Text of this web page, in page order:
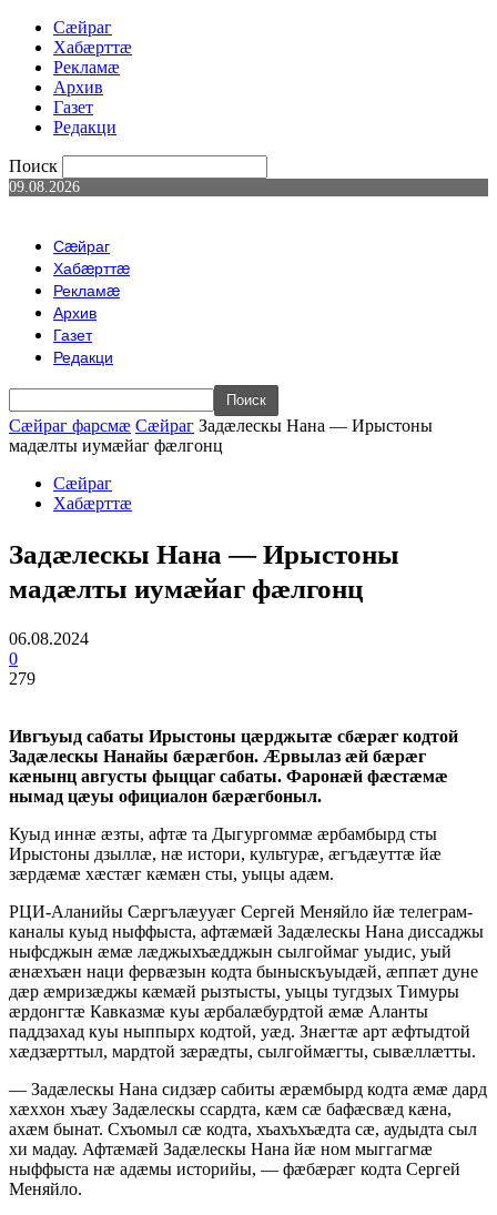
Сæйраг
Хабæрттæ
Рекламæ
Архив
Газет
Редакци
Поиск
09.08.2026
Сæйраг
Хабæрттæ
Рекламæ
Архив
Газет
Редакци
Сæйраг фарсмæ Сæйраг Задӕлескы Нана — Ирыстоны
мадӕлты иумӕйаг фӕлгонц
Сæйраг
Хабæрттæ
Задӕлескы Нана — Ирыстоны
мадӕлты иумӕйаг фӕлгонц
06.08.2024
0
279
Ивгъуыд сабаты Ирыстоны цӕрджытӕ сбӕрӕг кодтой
Задӕлескы Нанайы бӕрӕгбон. Ӕрвылаз ӕй бӕрӕг
кӕнынц августы фыццаг сабаты. Фаронӕй фӕстӕмӕ
нымад цӕуы официалон бӕрӕгбоныл.
Куыд иннӕ ӕзты, афтӕ та Дыгургоммӕ ӕрбамбырд сты
Ирыстоны дзыллӕ, нӕ истори, культурӕ, ӕгъдӕуттӕ йӕ
зӕрдӕмӕ хӕстӕг кӕмӕн сты, уыцы адӕм.
РЦИ-Аланийы Сӕргълӕууӕг Сергей Меняйло йӕ телеграм-
каналы куыд ныффыста, афтӕмӕй Задӕлескы Нана диссаджы
ныфсджын ӕмӕ лӕджыхъӕдджын сылгоймаг уыдис, уый
ӕнӕхъӕн наци фервӕзын кодта быныскъуыдӕй, ӕппӕт дуне
дӕр ӕмризӕджы кӕмӕй рызтысты, уыцы тугдзых Тимуры
ӕрдонгтӕ Кавказмӕ куы ӕрбалӕбурдтой ӕмӕ Аланты
паддзахад куы ныппырх кодтой, уӕд. Знӕгтӕ арт ӕфтыдтой
хӕдзӕрттыл, мардтой зӕрӕдты, сылгоймӕгты, сывӕллӕтты.
— Задӕлескы Нана сидзӕр сабиты ӕрӕмбырд кодта ӕмӕ дард
хӕххон хъӕу Задӕлескы ссардта, кӕм сӕ бафӕсвӕд кӕна,
ахӕм бынат. Схъомыл сӕ кодта, хъахъхъӕдта сӕ, аудыдта сыл
хи мадау. Афтӕмӕй Задӕлескы Нана йӕ ном мыггагмӕ
ныффыста нӕ адӕмы историйы, — фӕбӕрӕг кодта Сергей
Меняйло.